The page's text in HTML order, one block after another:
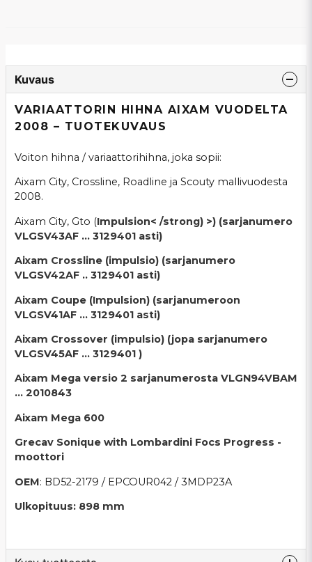
Kuvaus
VARIAATTORIN HIHNA AIXAM VUODELTA
2008 – TUOTEKUVAUS
Voiton hihna / variaattorihihna, joka sopii:
Aixam City, Crossline, Roadline ja Scouty mallivuodesta
2008.
Aixam City, Gto (Impulsion< /strong) >) (sarjanumero
VLGSV43AF ... 3129401 asti)
Aixam Crossline (impulsio) (sarjanumero
VLGSV42AF .. 3129401 asti)
Aixam Coupe (Impulsion) (sarjanumeroon
VLGSV41AF ... 3129401 asti)
Aixam Crossover (impulsio) (jopa sarjanumero
VLGSV45AF ... 3129401 )
Aixam Mega versio 2 sarjanumerosta VLGN94VBAM
... 2010843
Aixam Mega 600
Grecav Sonique with Lombardini Focs Progress -
moottori
OEM: BD52-2179 / EPCOUR042 / 3MDP23A
Ulkopituus: 898 mm